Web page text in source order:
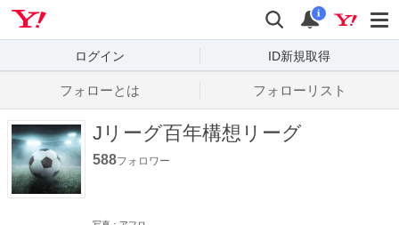
検索
通知
i
ログイン ID新規取得
フォローとは フォローリスト
Jリーグ百年構想リーグ
588フォロワー